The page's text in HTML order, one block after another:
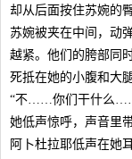
却从后面按住苏婉的
苏婉被夹在中间，动
越紧。他们的胯部同
死抵在她的小腹和大腿
“不……你们干什么
她低声惊呼，声音里
阿卜杜拉耶低声在她